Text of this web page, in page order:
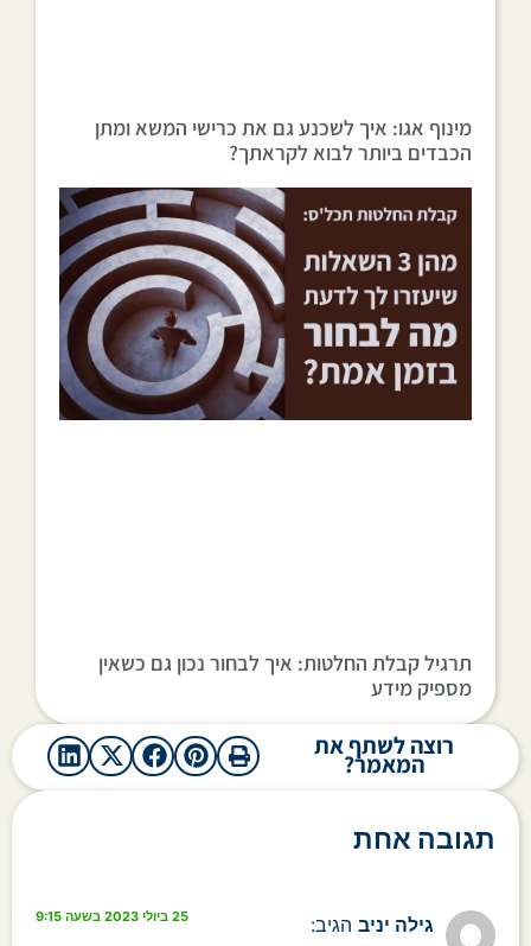
מינוף אגו: איך לשכנע גם את כרישי המשא ומתן
הכבדים ביותר לבוא לקראתך?
תרגיל קבלת החלטות: איך לבחור נכון גם כשאין
מספיק מידע
רוצה לשתף את
המאמר?
תגובה אחת
גילה יניב הגיב: 25 ביולי 2023 בשעה 9:15